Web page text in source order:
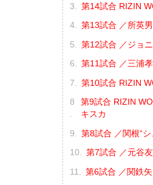
第14試合 RIZIN
第13試合 ／所英
第12試合 ／ジョ
第11試合 ／三浦
第10試合 RIZIN
第9試合 RIZIN
キスカ
第8試合 ／関根“
第7試合 ／元谷
第6試合 ／関鉄